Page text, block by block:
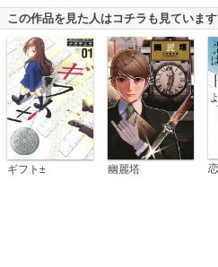
この作品を見た人はコチラも見ています
ギフト± 幽麗塔